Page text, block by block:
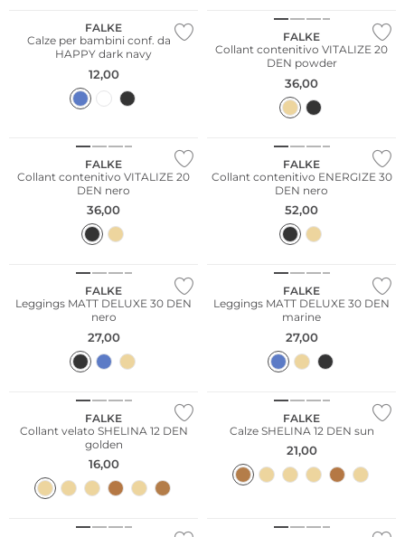
FALKE
Calze per bambini conf. da 2
HAPPY dark navy
12,00
FALKE
Collant contenitivo VITALIZE 20
DEN powder
36,00
FALKE
Collant contenitivo VITALIZE 20
DEN nero
36,00
FALKE
Collant contenitivo ENERGIZE 30
DEN nero
52,00
FALKE
Leggings MATT DELUXE 30 DEN
nero
27,00
FALKE
Leggings MATT DELUXE 30 DEN
marine
27,00
FALKE
Collant velato SHELINA 12 DEN
golden
16,00
FALKE
Calze SHELINA 12 DEN sun
21,00